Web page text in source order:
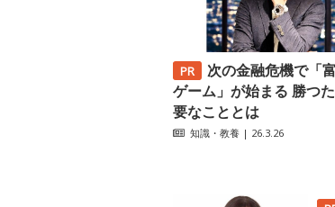
次の金融危機で「
ゲーム」が始まる 勝つ
要なこととは
知識・教養 | 26.3.26